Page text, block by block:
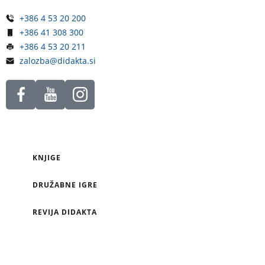
+386 4 53 20 200
+386 41 308 300
+386 4 53 20 211
zalozba@didakta.si
KNJIGE
DRUŽABNE IGRE
REVIJA DIDAKTA